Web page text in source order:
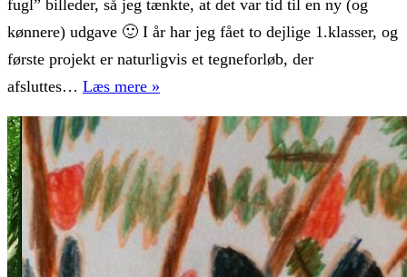
fugl” billeder, så jeg tænkte, at det var tid til en ny (og
kønnere) udgave 🙂 I år har jeg fået to dejlige 1.klasser, og
første projekt er naturligvis et tegneforløb, der
afsluttes… Læs mere »
første
version
2.0